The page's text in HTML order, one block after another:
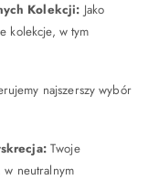
Kolekcji: Jako
kolekcje, w tym
najszerszy wybór
Twoje
neutralnym